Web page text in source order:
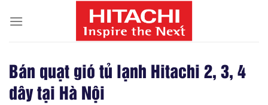
Bán quạt gió tủ lạnh Hitachi 2, 3, 4
dây tại Hà Nội